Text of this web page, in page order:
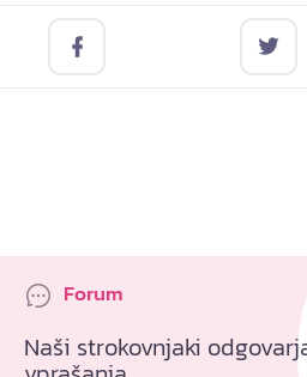
Forum
Naši strokovnjaki